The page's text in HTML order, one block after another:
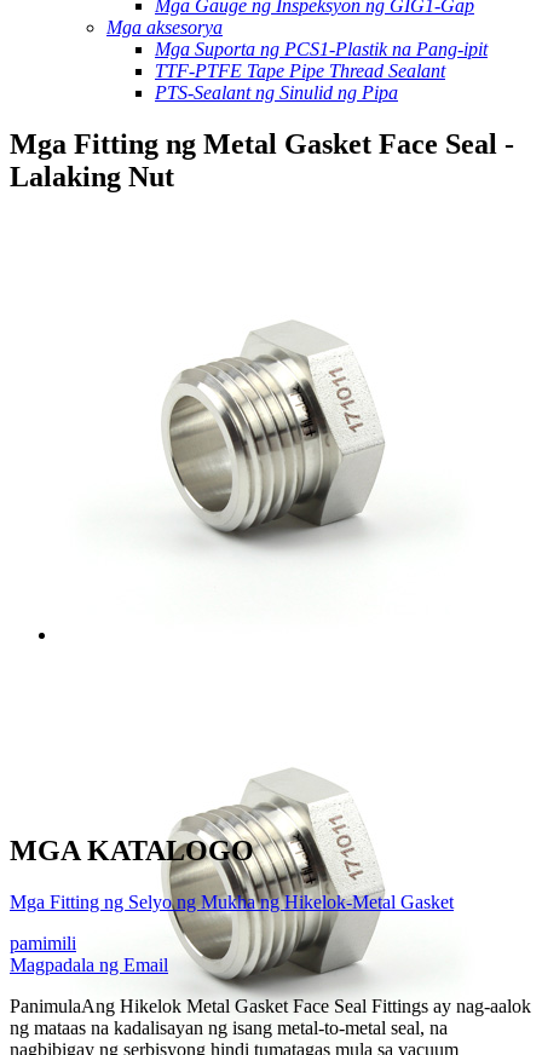
Mga Gauge ng Inspeksyon ng GIG1-Gap
Mga aksesorya
Mga Suporta ng PCS1-Plastik na Pang-ipit
TTF-PTFE Tape Pipe Thread Sealant
PTS-Sealant ng Sinulid ng Pipa
Mga Fitting ng Metal Gasket Face Seal -
Lalaking Nut
MGA KATALOGO
Mga Fitting ng Selyo ng Mukha ng Hikelok-Metal Gasket
pamimili
Magpadala ng Email
PanimulaAng Hikelok Metal Gasket Face Seal Fittings ay nag-aalok
ng mataas na kadalisayan ng isang metal-to-metal seal, na
nagbibigay ng serbisyong hindi tumatagas mula sa vacuum